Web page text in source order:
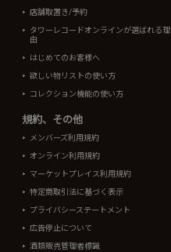
店舗取置き/予約
タワーレコードオンラインが選ばれる理
由
はじめてのお客様へ
欲しい物リストの使い方
コレクション機能の使い方
規約、その他
メンバーズ利用規約
オンライン利用規約
マーケットプレイス利用規約
特定商取引法に基づく表示
プライバシーステートメント
広告停止について
酒類販売管理者標識